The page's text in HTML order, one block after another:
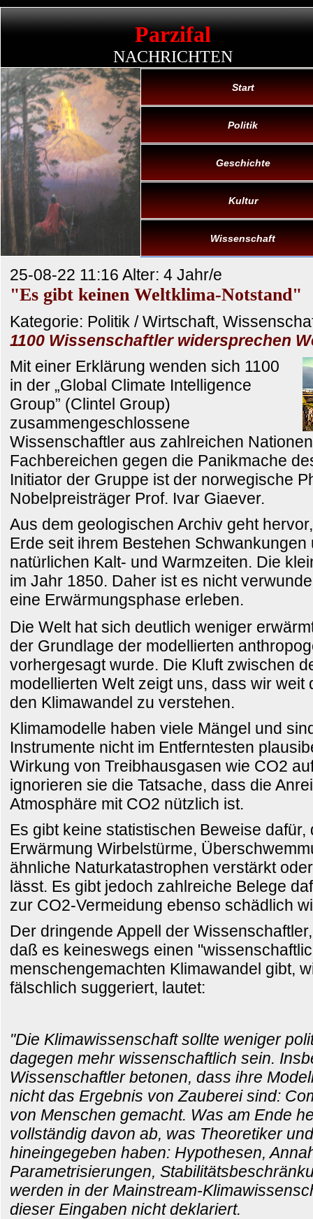
Parzifal
NACHRICHTEN
Start
Politik
Geschichte
Kultur
Wissenschaft
25-08-22 11:16 Alter: 4 Jahr/e
"Es gibt keinen Weltklima-Notstand"
Kategorie: Politik / Wirtschaft,
1100 Wissenschaftler widersprechen
Mit einer Erklärung wenden sich 1100
in der „Global Climate Intelligence
Group” (Clintel Group)
zusammengeschlossene
Wissenschaftler aus zahlreichen
Fachbereichen gegen die Panikmache
Initiator der Gruppe ist der norwegische
Nobelpreisträger Prof. Ivar Giaever.
Aus dem geologischen Archiv geht
Erde seit ihrem Bestehen Schwankungen
natürlichen Kalt- und Warmzeiten. Die
im Jahr 1850. Daher ist es nicht
eine Erwärmungsphase erleben.
Die Welt hat sich deutlich weniger
der Grundlage der modellierten
vorhergesagt wurde. Die Kluft zwischen
modellierten Welt zeigt uns, dass wir weit
den Klimawandel zu verstehen.
Klimamodelle haben viele Mängel und
Instrumente nicht im Entferntesten
Wirkung von Treibhausgasen wie CO2
ignorieren sie die Tatsache, dass die
Atmosphäre mit CO2 nützlich ist.
Es gibt keine statistischen Beweise dafür,
Erwärmung Wirbelstürme,
ähnliche Naturkatastrophen verstärkt
lässt. Es gibt jedoch zahlreiche Belege
zur CO2-Vermeidung ebenso schädlich
Der dringende Appell der
daß es keineswegs einen
menschengemachten Klimawandel gibt,
fälschlich suggeriert, lautet:
"Die Klimawissenschaft sollte weniger
dagegen mehr wissenschaftlich sein.
Wissenschaftler betonen, dass ihre
nicht das Ergebnis von Zauberei sind:
von Menschen gemacht. Was am Ende
vollständig davon ab, was Theoretiker
hineingegeben haben: Hypothesen,
Parametrisierungen,
werden in der Mainstream-
dieser Eingaben nicht deklariert.